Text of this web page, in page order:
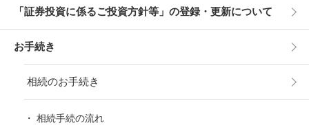
「証券投資に係るご投資方針等」の登録・更新について
お手続き
相続のお手続き
相続手続の流れ